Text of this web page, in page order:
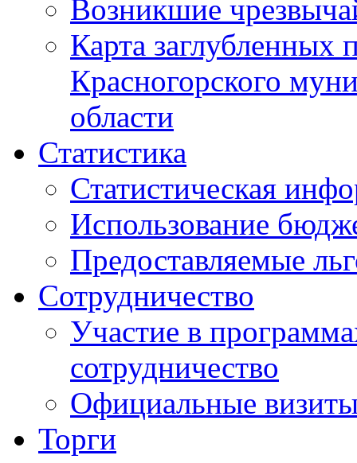
Возникшие
Карта
Красногорского
области
Статистика
Статистическая
Использование
Предоставляемые
Сотрудничество
Участие в
сотрудничество
Официальные
Торги